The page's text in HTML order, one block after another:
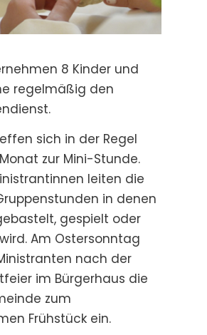
8 Kinder und
regelmäßig den
sich in der Regel
zur Mini-Stunde.
leiten die
in denen
gespielt oder
Am Ostersonntag
nach der
im Bürgerhaus die
zum
Frühstück ein.